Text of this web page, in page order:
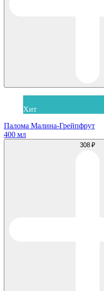
Хит
Палома Малина-Грейпфрут
400 мл
308 ₽